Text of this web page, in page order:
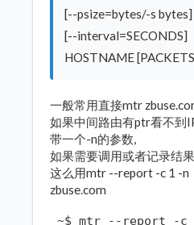
[--psize=bytes/-s bytes]
[--interval=SECONDS]
HOSTNAME
一般常用直接mtr
如果中间路由有ptr看不到
带一个-n的参数,
如果需要调用或者记录结
这么用mtr --report -c 1 -n
zbuse.com
~$ mtr --report -c